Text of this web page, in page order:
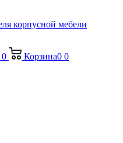
0 Корзина0 0